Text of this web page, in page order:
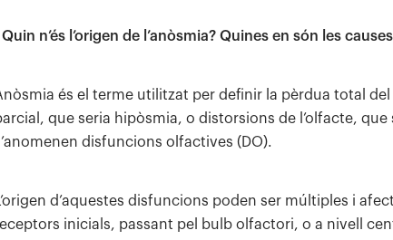
n’és l’origen de l’anòsmia? Quines en són les
és el terme utilitzat per definir la pèrdua total
que seria hipòsmia, o distorsions de l’olfacte,
disfuncions olfactives (DO).
d’aquestes disfuncions poden ser múltiples i
inicials, passant pel bulb olfactori, o a nivell